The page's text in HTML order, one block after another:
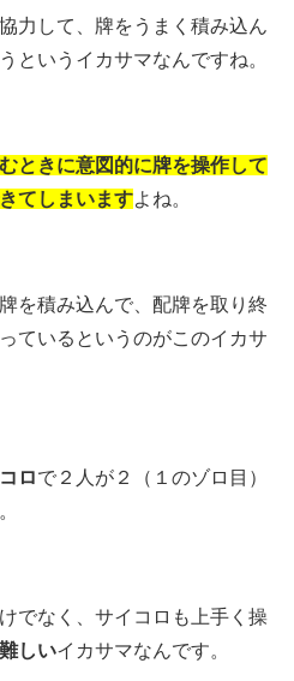
力して、牌をうまく積み込ん
というイカサマなんですね。
ときに意図的に牌を操作して
てしまいますよね。
を積み込んで、配牌を取り終
ているというのがこのイカサ
ロで２人が２（１のゾロ目）
でなく、サイコロも上手く操
難しいイカサマなんです。